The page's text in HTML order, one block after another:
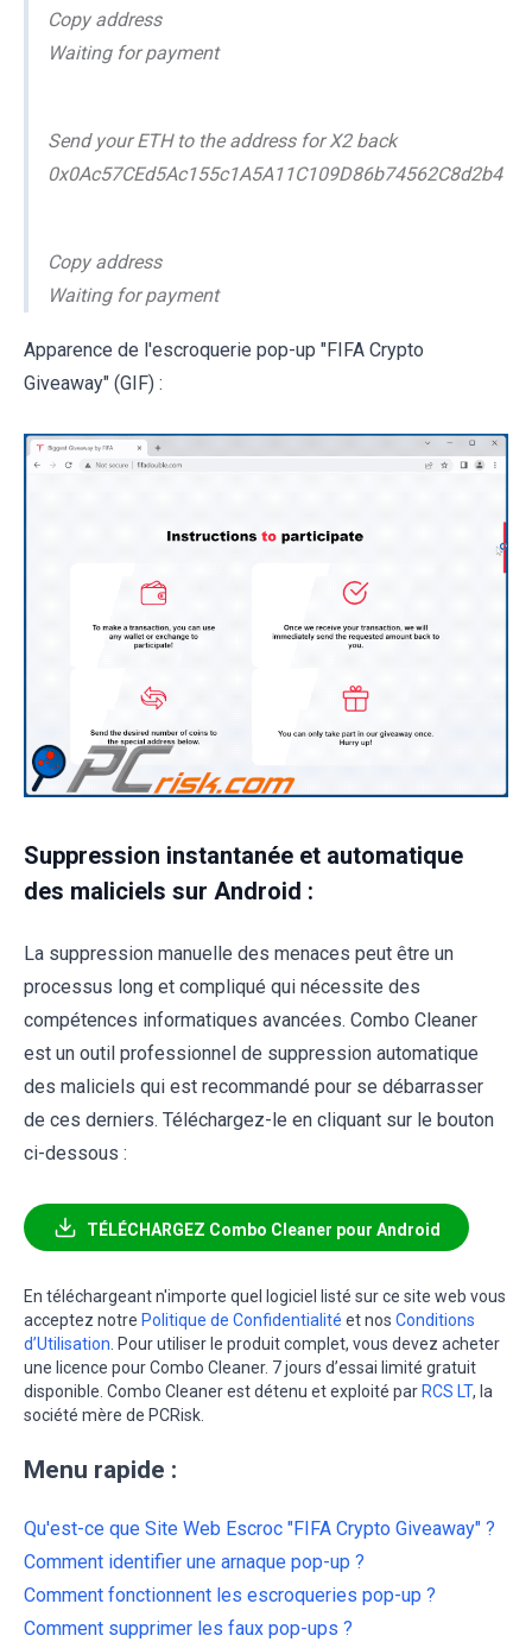
Copy address
Waiting for payment
Send your ETH to the address for X2 back
0x0Ac57CEd5Ac155c1A5A11C109D86b74562C8d2b4
Copy address
Waiting for payment
Apparence de l'escroquerie pop-up "FIFA Crypto
Giveaway" (GIF) :
Suppression instantanée et automatique
des maliciels sur Android :
La suppression manuelle des menaces peut être un
processus long et compliqué qui nécessite des
compétences informatiques avancées. Combo Cleaner
est un outil professionnel de suppression automatique
des maliciels qui est recommandé pour se débarrasser
de ces derniers. Téléchargez-le en cliquant sur le bouton
ci-dessous :
TÉLÉCHARGEZ Combo Cleaner pour Android
En téléchargeant n'importe quel logiciel listé sur ce site web vous
acceptez notre Politique de Confidentialité et nos Conditions
d’Utilisation . Pour utiliser le produit complet, vous devez acheter
une licence pour Combo Cleaner. 7 jours d’essai limité gratuit
disponible. Combo Cleaner est détenu et exploité par RCS LT, la
société mère de PCRisk.
Menu rapide :
Qu'est-ce que Site Web Escroc "FIFA Crypto Giveaway" ?
Comment identifier une arnaque pop-up ?
Comment fonctionnent les escroqueries pop-up ?
Comment supprimer les faux pop-ups ?